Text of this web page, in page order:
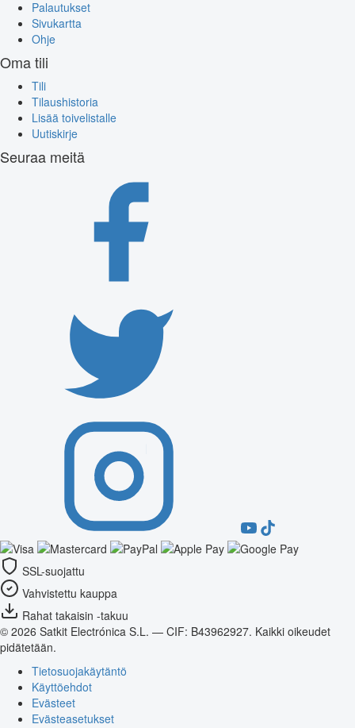
Palautukset
Sivukartta
Ohje
Oma tili
Tili
Tilaushistoria
Lisää toivelistalle
Uutiskirje
Seuraa meitä
SSL-suojattu
Vahvistettu kauppa
Rahat takaisin -takuu
© 2026 Satkit Electrónica S.L. — CIF: B43962927. Kaikki oikeudet
pidätetään.
Tietosuojakäytäntö
Käyttöehdot
Evästeet
Evästeasetukset